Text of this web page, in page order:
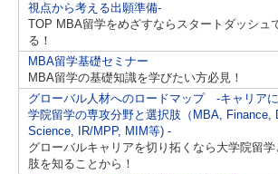
視点から考える出願準備-
TOP MBA留学をめざすならスタートダッシュ
る！
MBA留学基礎セミナー
MBA留学の基礎知識を学びたい方必見！
グローバル人材へのロードマップ -キャリア
学院留学の専攻分野と選択肢（MBA, Finance,
Science, IR/MPP, MIM等) -
グローバルキャリアを切り拓くなら大学院留学
肢を知ることから！